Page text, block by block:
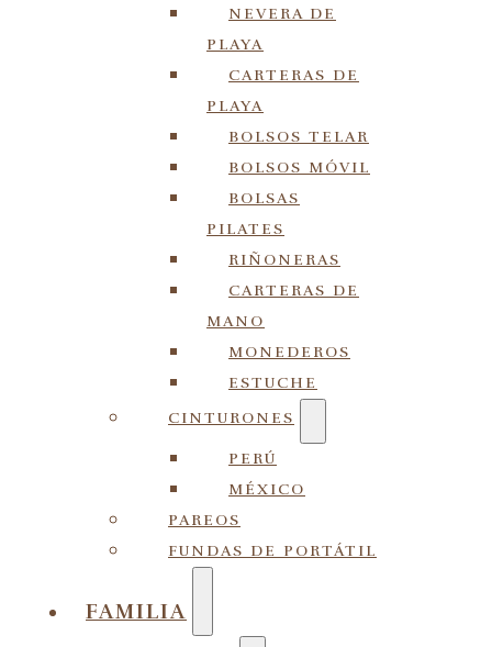
NEVERA DE
PLAYA
CARTERAS DE
PLAYA
BOLSOS TELAR
BOLSOS MÓVIL
BOLSAS
PILATES
RIÑONERAS
CARTERAS DE
MANO
MONEDEROS
ESTUCHE
CINTURONES
PERÚ
MÉXICO
PAREOS
FUNDAS DE PORTÁTIL
FAMILIA